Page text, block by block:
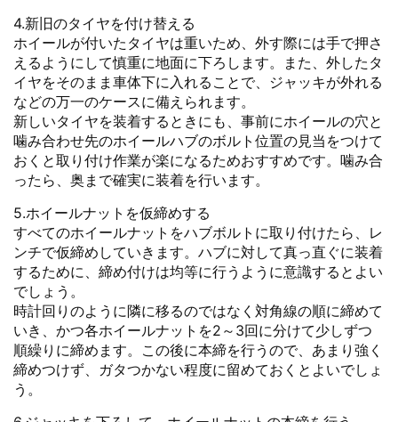
4.新旧のタイヤを付け替える
ホイールが付いたタイヤは重いため、外す際には手で押さ
えるようにして慎重に地面に下ろします。また、外したタ
イヤをそのまま車体下に入れることで、ジャッキが外れる
などの万一のケースに備えられます。
新しいタイヤを装着するときにも、事前にホイールの穴と
噛み合わせ先のホイールハブのボルト位置の見当をつけて
おくと取り付け作業が楽になるためおすすめです。噛み合
ったら、奥まで確実に装着を行います。
5.ホイールナットを仮締めする
すべてのホイールナットをハブボルトに取り付けたら、レ
ンチで仮締めしていきます。ハブに対して真っ直ぐに装着
するために、締め付けは均等に行うように意識するとよい
でしょう。
時計回りのように隣に移るのではなく対角線の順に締めて
いき、かつ各ホイールナットを2～3回に分けて少しずつ
順繰りに締めます。この後に本締を行うので、あまり強く
締めつけず、ガタつかない程度に留めておくとよいでしょ
う。